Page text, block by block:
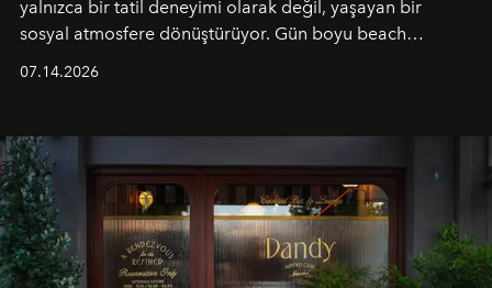
yalnızca bir tatil deneyimi olarak değil, yaşayan bir
sosyal atmosfere dönüştürüyor. Gün boyu beach
tematik gastronomi geceleri misafirlerle buluşuyor.
Paylaşıma, lezzete ve müziğe odaklanan bu özel
akşamlar, YAZ’ın sade lüks anlayışını gün batımından
geceye taşıyarak her hafta farklı bir deneyim sunuyor.
07.14.2026